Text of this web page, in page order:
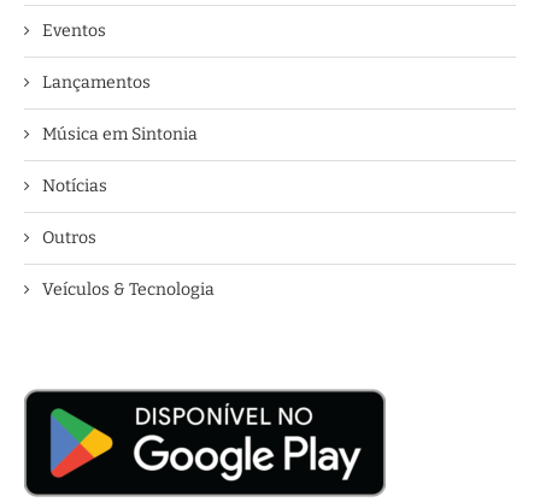
Eventos
Lançamentos
Música em Sintonia
Notícias
Outros
Veículos & Tecnologia